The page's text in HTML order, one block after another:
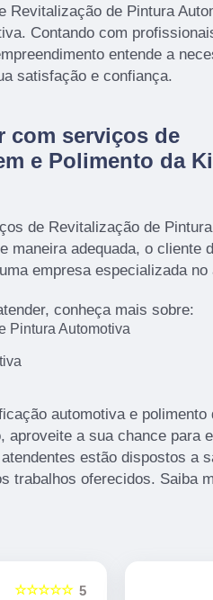
Revitalização de Pintura
Contando com
entende a
satisfação e confiança.
com serviços de
e Polimento da
de Revitalização de Pintura
maneira adequada, o cliente
empresa especializada no
conheça mais sobre:
Pintura Automotiva
automotiva e polimento
aproveite a sua chance para
estão dispostos a
trabalhos oferecidos. Saiba
5
☆☆☆☆☆